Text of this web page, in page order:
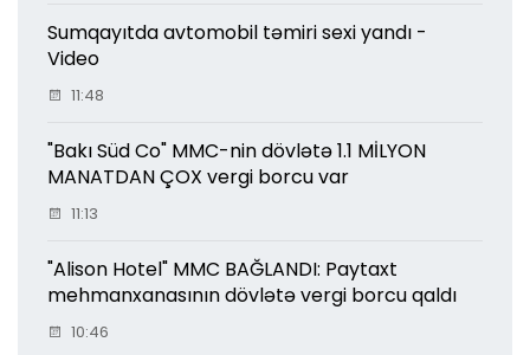
Sumqayıtda avtomobil təmiri sexi yandı -
Video
11:48
"Bakı Süd Co" MMC-nin dövlətə 1.1 MİLYON
MANATDAN ÇOX vergi borcu var
11:13
"Alison Hotel" MMC BAĞLANDI: Paytaxt
mehmanxanasının dövlətə vergi borcu qaldı
10:46